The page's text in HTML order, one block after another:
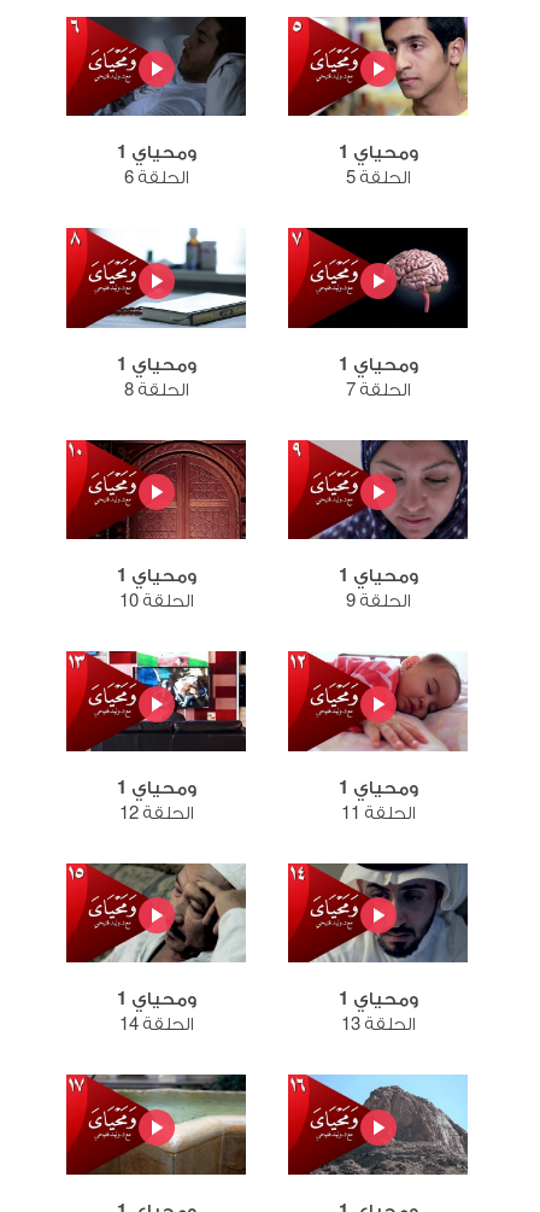
ومحياي 1
الحلقة 5
ومحياي 1
الحلقة 6
ومحياي 1
الحلقة 7
ومحياي 1
الحلقة 8
ومحياي 1
الحلقة 9
ومحياي 1
الحلقة 10
ومحياي 1
الحلقة 11
ومحياي 1
الحلقة 12
ومحياي 1
الحلقة 13
ومحياي 1
الحلقة 14